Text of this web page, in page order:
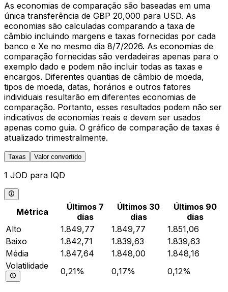
As economias de comparação são baseadas em uma
única transferência de GBP 20,000 para USD. As
economias são calculadas comparando a taxa de
câmbio incluindo margens e taxas fornecidas por cada
banco e Xe no mesmo dia 8/7/2026. As economias de
comparação fornecidas são verdadeiras apenas para o
exemplo dado e podem não incluir todas as taxas e
encargos. Diferentes quantias de câmbio de moeda,
tipos de moeda, datas, horários e outros fatores
individuais resultarão em diferentes economias de
comparação. Portanto, esses resultados podem não ser
indicativos de economias reais e devem ser usados
apenas como guia. O gráfico de comparação de taxas é
atualizado trimestralmente.
Taxas Valor convertido
1 JOD para IQD
Métrica
Últimos 7
dias
Últimos 30
dias
Últimos 90
dias
Alto
1.849,77 1.849,77
1.851,06
Baixo
1.842,71 1.839,63
1.839,63
Média
1.847,64 1.848,00
1.848,16
Volatilidade
0,21% 0,17% 0,12%